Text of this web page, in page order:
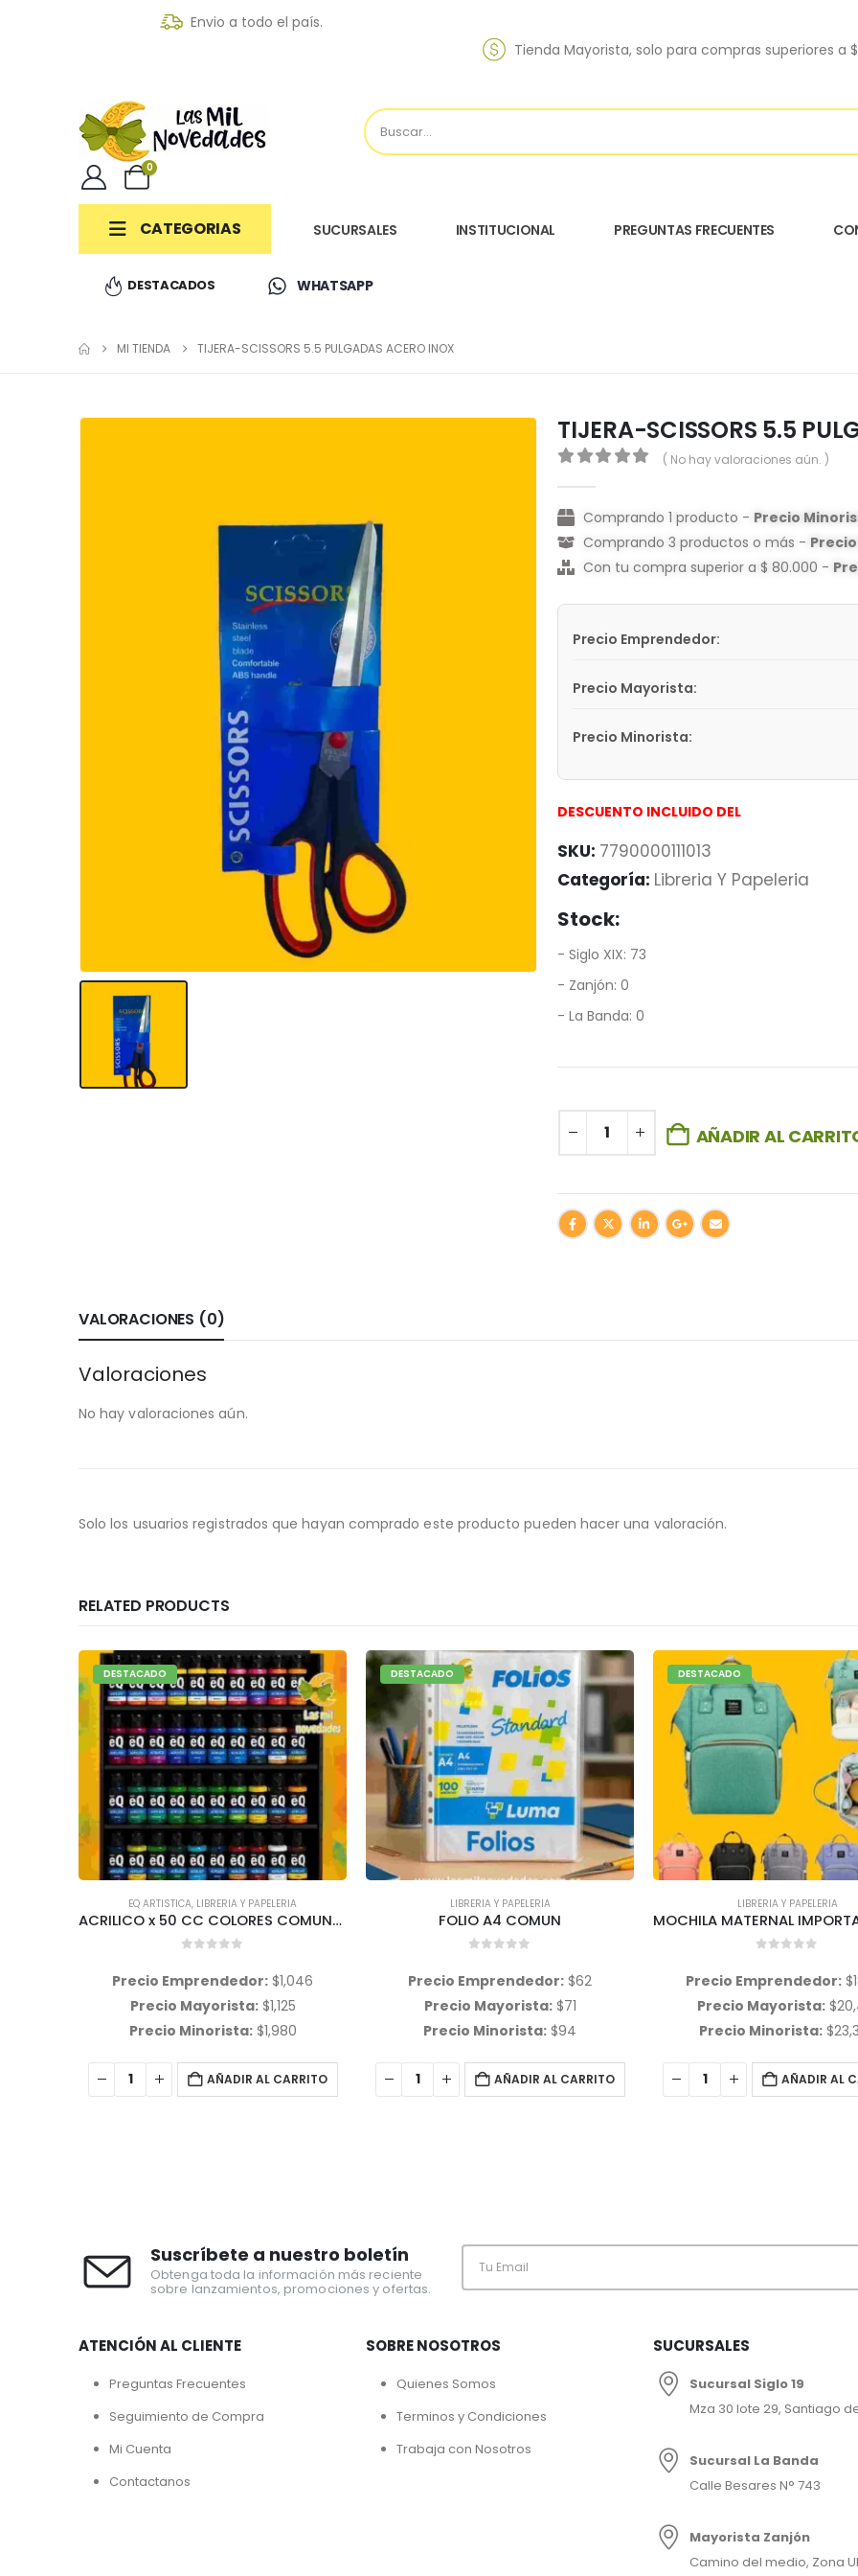
Envio a todo el país.
Tienda Mayorista, solo para compras superiores a
0
CATEGORIAS SUCURSALES INSTITUCIONAL PREGUNTAS FRECUENTES
DESTACADOS WHATSAPP
MI TIENDA TIJERA-SCISSORS 5.5 PULGADAS ACERO INOX
TIJERA-SCISSORS 5.5
( No hay valoraciones aún. )
Comprando 1 producto - Precio
Comprando 3 productos o más -
Con tu compra superior a $ 80.000 -
Precio Emprendedor:
Precio Mayorista:
Precio Minorista:
DESCUENTO INCLUIDO DEL
SKU: 7790000111013
Categoría: Libreria Y Papeleria
Stock:
- Siglo XIX: 73
- Zanjón: 0
- La Banda: 0
AÑADIR AL
VALORACIONES (0)
Valoraciones
No hay valoraciones aún.
Solo los usuarios registrados que hayan comprado este producto pueden hacer una valoración.
RELATED PRODUCTS
DESTACADO
LIBRERIA Y PAPELERIA
FOLIO A4 COMUN
Precio Emprendedor: $62
Precio Mayorista: $71
Precio Minorista: $94
AÑADIR AL CARRITO
DESTACADO
LIBRERIA Y PAPELERIA
Precio Emprendedor: $ 18,018
Precio Mayorista: $20,421
Precio Minorista: $23,358
AÑADIR AL CARRITO
LIBRERIA Y PAPELERIA
0out of 5
Precio Emprendedor: $
Precio Mayorista: $
Precio Minorista: $
AÑADIR AL
Suscríbete a nuestro boletín
Obtenga toda la información más reciente
sobre lanzamientos, promociones y ofertas.
ATENCIÓN AL CLIENTE
Preguntas Frecuentes
Seguimiento de Compra
Mi Cuenta
Contactanos
SOBRE NOSOTROS
Quienes Somos
Terminos y Condiciones
Trabaja con Nosotros
SUCURSALES
Sucursal Siglo 19
Mza 30 lote 29, Santiago
Sucursal La Banda
Calle Besares N° 743
Mayorista Zanjón
Camino del medio, Zona